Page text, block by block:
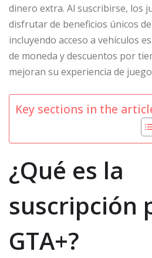
dinero extra. Al suscribirse, los
disfrutar de beneficios únicos
incluyendo acceso a vehículos
de moneda y descuentos por
mejoran su experiencia de
Key sections in the
¿Qué es la
suscripción
GTA+?